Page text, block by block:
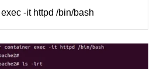
-it httpd /bin/bash